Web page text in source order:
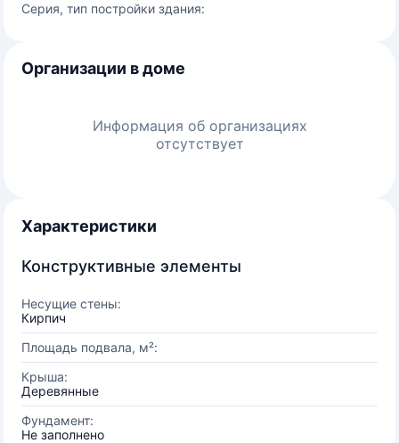
Серия, тип постройки здания:
Организации в доме
Информация об организациях
отсутствует
Характеристики
Конструктивные элементы
Несущие стены:
Кирпич
Площадь подвала, м²:
Крыша:
Деревянные
Фундамент:
Не заполнено